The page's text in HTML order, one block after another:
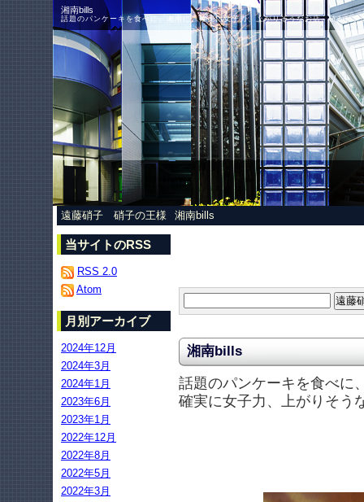
湘南bills
話題のパンケーキを食べに、湘南に。確実に女子力、上がりそうなお店。確かに
遠藤硝子 硝子の王様 湘南bills
湘南bills
話題のパンケーキを食べに
確実に女子力、上がりそう
当サイトのRSS
RSS 2.0
Atom
月別アーカイブ
2024年12月
2024年3月
2024年1月
2023年6月
2023年1月
2022年12月
2022年8月
2022年5月
2022年3月